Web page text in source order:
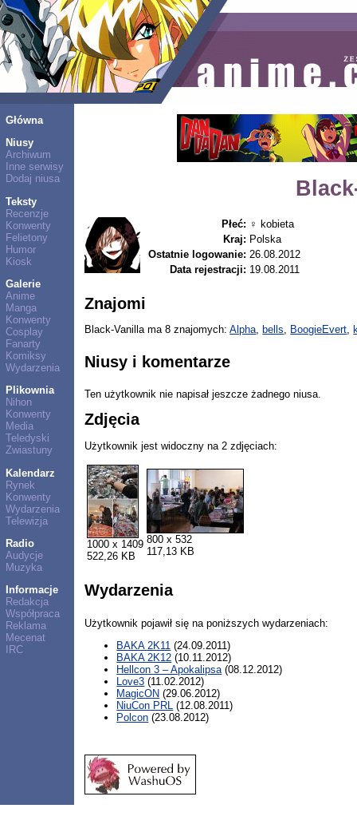
Główna
Niusy
Archiwum
Inne serwisy
Dodaj niusa
Teksty
Recenzje
Konwenty
Felietony
Humor
Kiosk
Galerie
Anime
Manga
Konwenty
Cosplay
Fanarty
Komiksy
Wydarzenia
Plikownia
Nihon
Konwenty
Media
Teledyski
Zwiastuny
Kalendarz
Rynek
Konwenty
Wydarzenia
Telewizja
Radio
Audycje
Muzyka
Informacje
Redakcja
Współpraca
Reklama
Mecenat
IRC
Płeć: ♀ kobieta
Kraj: Polska
Ostatnie logowanie: 26.08.2012
Data rejestracji: 19.08.2011
Znajomi
Black-Vanilla ma 8 znajomych:Alpha, bells, BoogieEvert,
Niusy i komentarze
Ten użytkownik nie napisał jeszcze żadnego niusa.
Zdjęcia
Użytkownik jest widoczny na 2 zdjęciach:
1000 x 1409
522,26 KB
800 x 532
117,13 KB
Wydarzenia
Użytkownik pojawił się na poniższych wydarzeniach:
BAKA 2K11 (24.09.2011)
BAKA 2K12 (10.11.2012)
Hellcon 3 – Apokalipsa(08.12.2012)
Love3 (11.02.2012)
MagicON (29.06.2012)
NiuCon PRL (12.08.2011)
Polcon (23.08.2012)